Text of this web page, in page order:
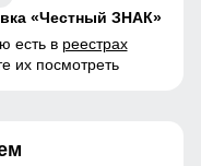
«Честный ЗНАК»
есть в реестрах
их посмотреть